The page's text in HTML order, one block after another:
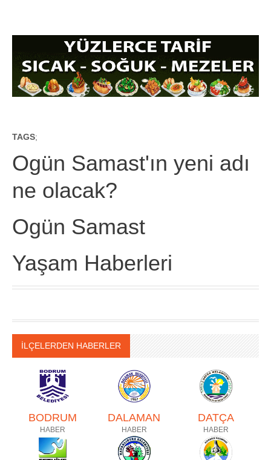
TAGS;
Ogün Samast'ın yeni adı
ne olacak?
Ogün Samast
Yaşam Haberleri
İLÇELERDEN HABERLER
BODRUM
HABER
DALAMAN
HABER
DATÇA
HABER